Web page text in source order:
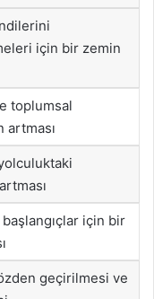
için bir zemin
toplumsal
artması
başlangıçlar için bir
geçirilmesi ve